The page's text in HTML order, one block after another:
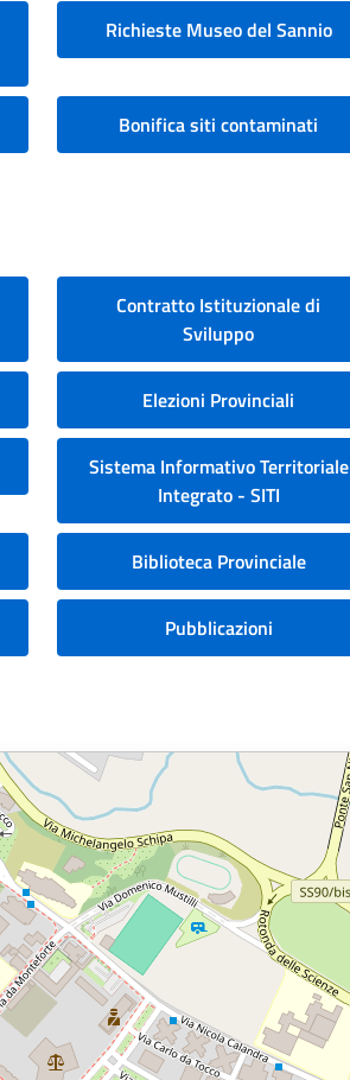
Richieste Museo del Sannio
Bonifica siti contaminati
Contratto Istituzionale di
Sviluppo
Elezioni Provinciali
Sistema Informativo Territoriale
Integrato - SITI
Biblioteca Provinciale
Pubblicazioni